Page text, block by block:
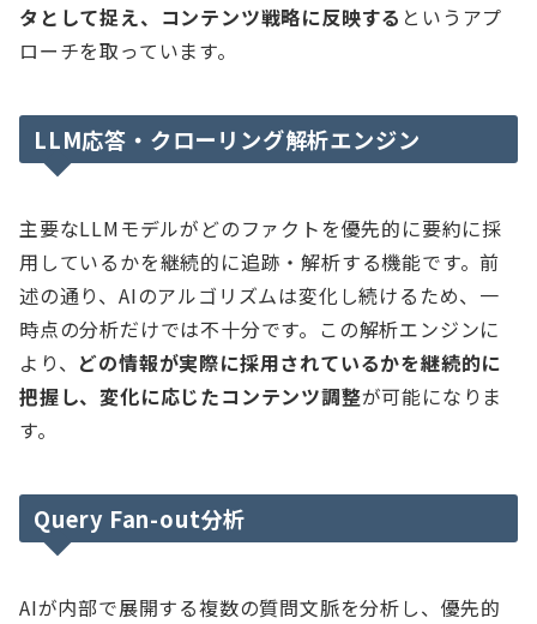
タとして捉え、コンテンツ戦略に反映する というアプ
ローチを取っています。
LLM応答・クローリング解析エンジン
主要なLLMモデルがどのファクトを優先的に要約に採
用しているかを継続的に追跡・解析する機能です。前
述の通り、AIのアルゴリズムは変化し続けるため、一
時点の分析だけでは不十分です。この解析エンジンに
より、 どの情報が実際に採用されているかを継続的に
把握し、変化に応じたコンテンツ調整が可能になりま
す。
Query Fan-out分析
AIが内部で展開する複数の質問文脈を分析し、優先的